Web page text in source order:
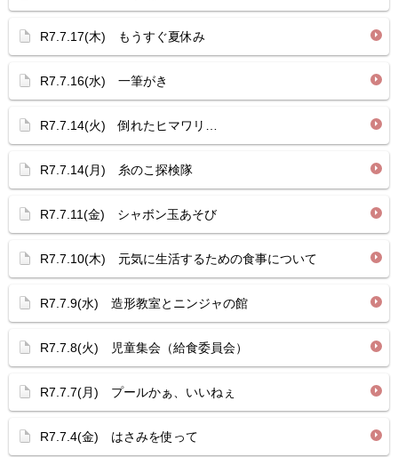
R7.7.17(木) もうすぐ夏休み
R7.7.16(水) 一筆がき
R7.7.14(火) 倒れたヒマワリ…
R7.7.14(月) 糸のこ探検隊
R7.7.11(金) シャボン玉あそび
R7.7.10(木) 元気に生活するための食事について
R7.7.9(水) 造形教室とニンジャの館
R7.7.8(火) 児童集会（給食委員会）
R7.7.7(月) プールかぁ、いいねぇ
R7.7.4(金) はさみを使って